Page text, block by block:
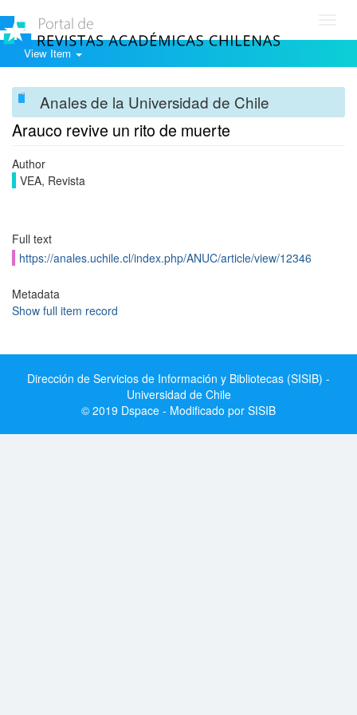
View Item
Anales de la Universidad de Chile
Arauco revive un rito de muerte
Author
VEA, Revista
Full text
https://anales.uchile.cl/index.php/ANUC/article/view/12346
Metadata
Show full item record
Dirección de Servicios de Información y Bibliotecas (SISIB) -
Universidad de Chile
© 2019 Dspace - Modificado por SISIB